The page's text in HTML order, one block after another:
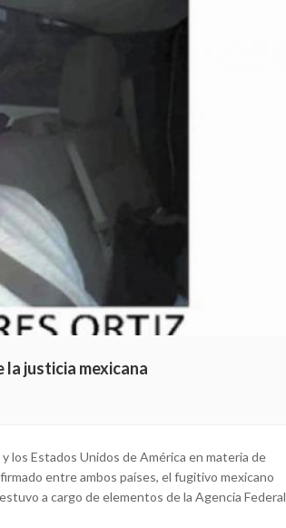
justicia mexicana
los Estados Unidos de América en materia de
entre ambos países, el fugitivo mexicano
a cargo de elementos de la Agencia Federal